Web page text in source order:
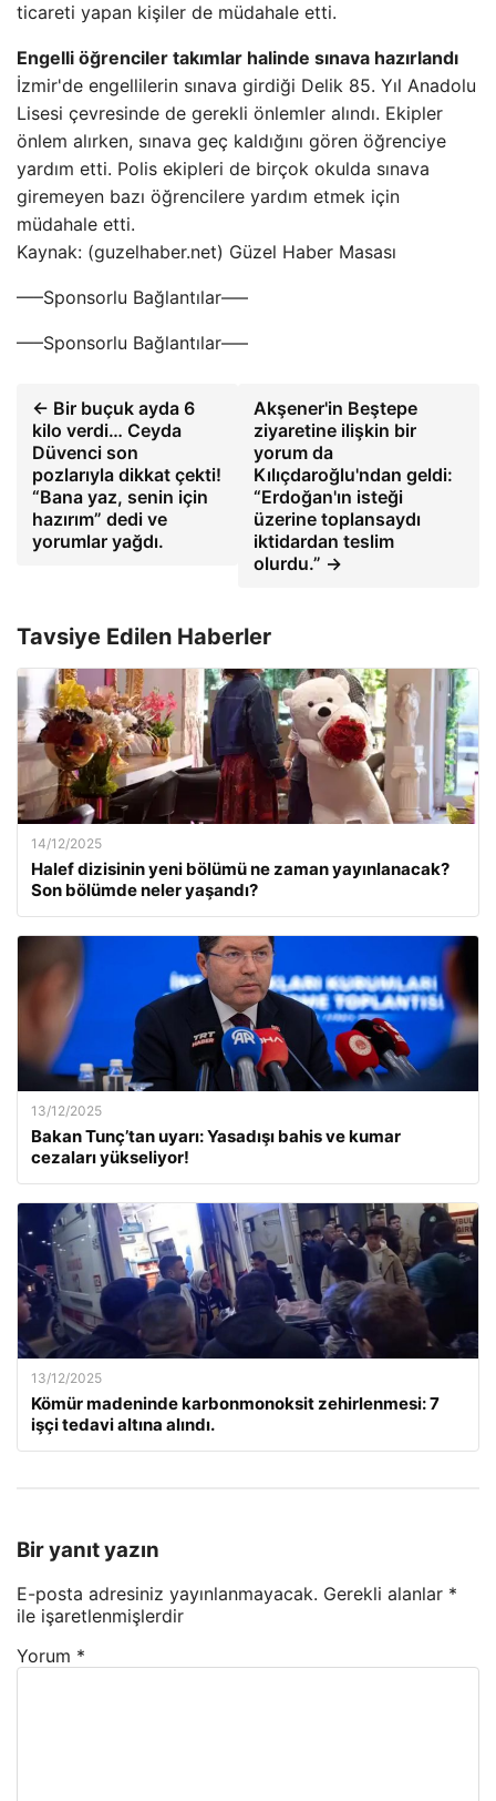
ticareti yapan kişiler de müdahale etti.
Engelli öğrenciler takımlar halinde sınava hazırlandı
İzmir'de engellilerin sınava girdiği Delik 85. Yıl Anadolu
Lisesi çevresinde de gerekli önlemler alındı. Ekipler
önlem alırken, sınava geç kaldığını gören öğrenciye
yardım etti. Polis ekipleri de birçok okulda sınava
giremeyen bazı öğrencilere yardım etmek için
müdahale etti.
Kaynak: (guzelhaber.net) Güzel Haber Masası
—–Sponsorlu Bağlantılar—–
—–Sponsorlu Bağlantılar—–
← Bir buçuk ayda 6
kilo verdi… Ceyda
Düvenci son
pozlarıyla dikkat çekti!
“Bana yaz, senin için
hazırım” dedi ve
yorumlar yağdı.
Akşener'in Beştepe
ziyaretine ilişkin bir
yorum da
Kılıçdaroğlu'ndan geldi:
“Erdoğan'ın isteği
üzerine toplansaydı
iktidardan teslim
olurdu.” →
Tavsiye Edilen Haberler
14/12/2025
Halef dizisinin yeni bölümü ne zaman yayınlanacak?
Son bölümde neler yaşandı?
13/12/2025
Bakan Tunç’tan uyarı: Yasadışı bahis ve kumar
cezaları yükseliyor!
13/12/2025
Kömür madeninde karbonmonoksit zehirlenmesi: 7
işçi tedavi altına alındı.
Bir yanıt yazın
E-posta adresiniz yayınlanmayacak. Gerekli alanlar *
ile işaretlenmişlerdir
Yorum *